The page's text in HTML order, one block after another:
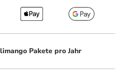
Pakete pro Jahr